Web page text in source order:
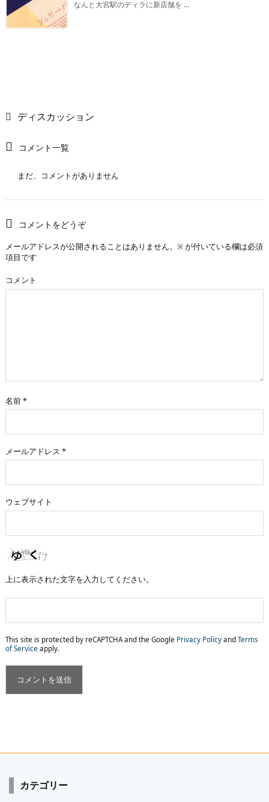
なんと大宮駅のディラに新店舗を ...
ディスカッション
コメント一覧
まだ、コメントがありません
コメントをどうぞ
メールアドレスが公開されることはありません。 ※が付いている欄は必須
項目です
コメント
名前*
メールアドレス *
ウェブサイト
上に表示された文字を入力してください。
This site is protected by reCAPTCHA and the Google Privacy Policy and Terms
of Service apply.
カテゴリー